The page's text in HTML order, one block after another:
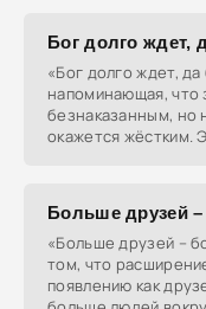
Бог долго ждет,
«Бог долго ждет,
напоминающая, что
безнаказанным, но
окажется жёстким.
Больше друзей
«Больше друзей –
том, что
появлению как